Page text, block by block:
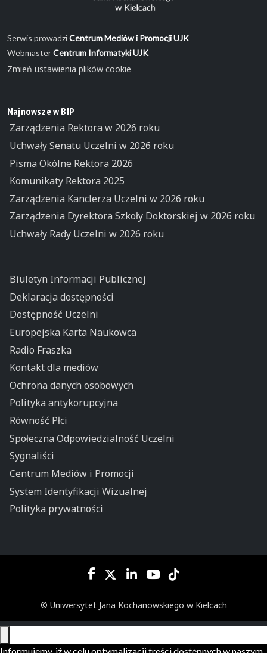
Serwis prowadziCentrum Mediów i Promocji UJK
WebmasterCentrum Informatyki UJK
Zmień ustawienia plików cookie
Najnowsze w BIP
Zarządzenia Rektora w 2026 roku
Uchwały Senatu Uczelni w 2026 roku
Pisma Okólne Rektora 2026
Komunikaty Rektora 2025
Zarządzenia Kanclerza Uczelni w 2026 roku
Zarządzenia Dyrektora Szkoły Doktorskiej w 2026 roku
Uchwały Rady Uczelni w 2026 roku
Biuletyn Informacji Publicznej
Deklaracja dostępności
Dostępność Uczelni
Europejska Karta Naukowca
Radio Fraszka
Kontakt dla mediów
Ochrona danych osobowych
Polityka antykorupcyjna
Równość Płci
Społeczna Odpowiedzialność Uczelni
Sygnaliści
Centrum Mediów i Promocji
System Identyfikacji Wizualnej
Polityka prywatności
© Uniwersytet Jana Kochanowskiego w Kielcach